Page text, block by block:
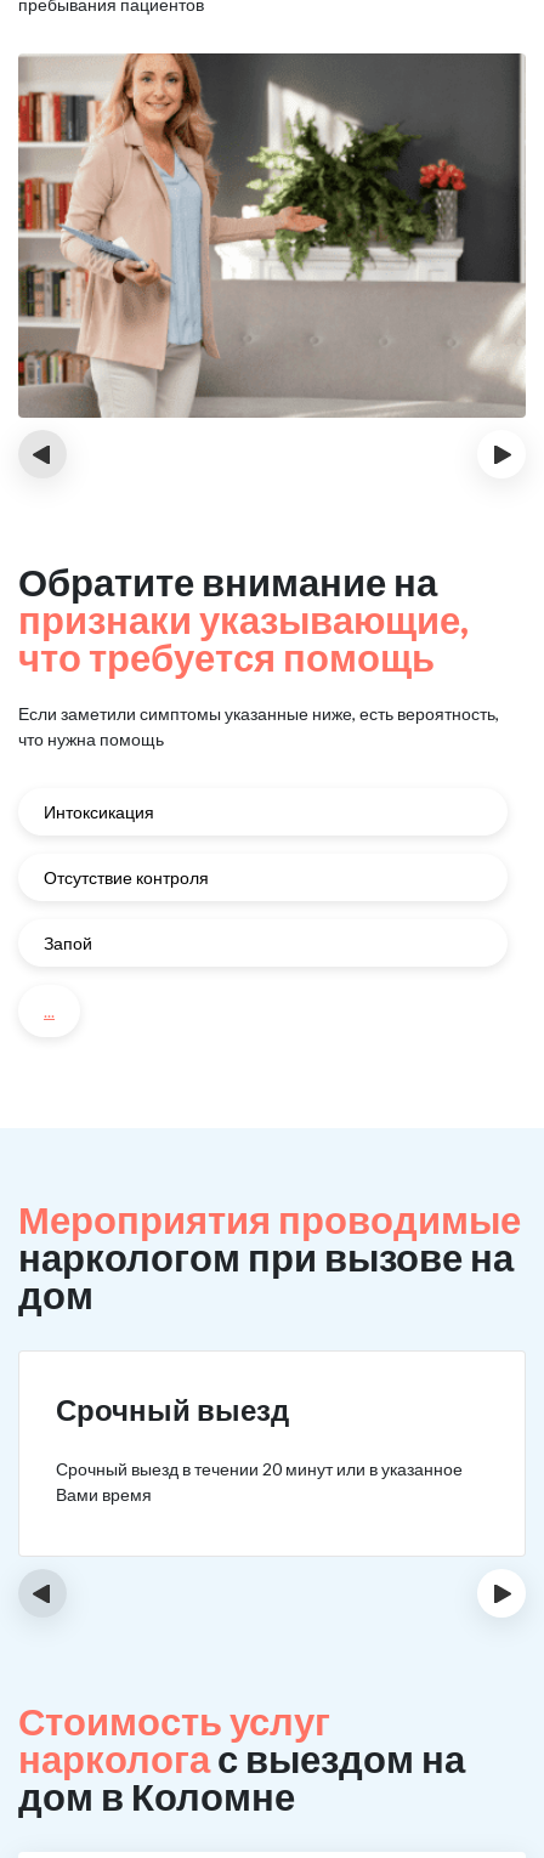
пребывания пациентов
‹ ›
Обратите внимание на
признаки указывающие,
что требуется помощь
Если заметили симптомы указанные ниже, есть вероятность,
что нужна помощь
Интоксикация
Отсутствие контроля
Запой
...
Мероприятия проводимые
наркологом при вызове на
дом
Срочный выезд
Срочный выезд в течении 20 минут или в указанное
Вами время
‹ ›
Стоимость услуг
наркологас выездом на
дом в Коломне